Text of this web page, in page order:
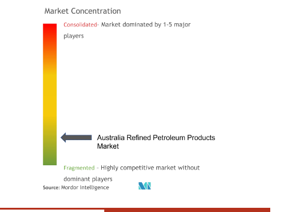
Bild © Mordor Intelligence. Wiederverwendung erfordert Namensnennung gemäß CC BY 4.0.